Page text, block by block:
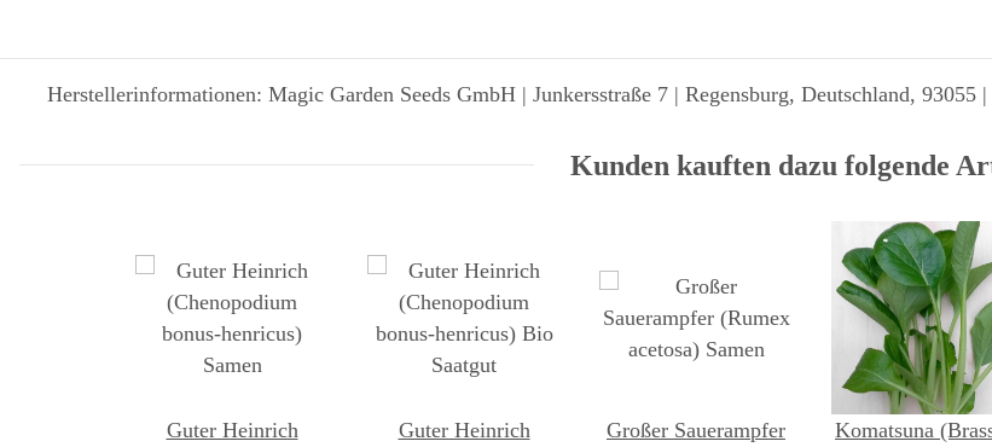
Herstellerinformationen: Magic Garden Seeds GmbH | Junkersstraße 7 | Regensburg, Deutschland, 93055
Kunden kauften dazu folgende
Guter Heinrich
Guter Heinrich
Großer Sauerampfer
Komatsuna